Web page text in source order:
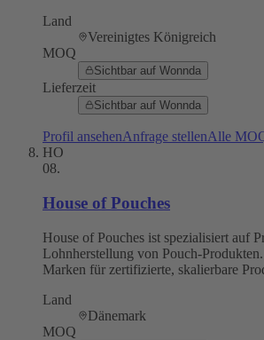
Land
Vereinigtes Königreich
MOQ
Sichtbar auf Wonnda
Lieferzeit
Sichtbar auf Wonnda
Profil ansehenAnfrage stellenAlle
HO
08.
House of Pouches
House of Pouches ist spezialisiert auf
Lohnherstellung von Pouch-
Marken für zertifizierte, skalierbare
Land
Dänemark
MOQ